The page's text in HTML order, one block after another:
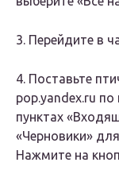
3. Перейдите в
4. Поставьте
pop.yandex.ru по
пунктах
«Черновики»
Нажмите на